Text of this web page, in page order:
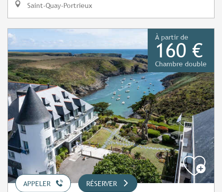
Saint-Quay-Portrieux
À partir de
160 €
Chambre double
APPELER RÉSERVER